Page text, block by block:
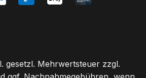
gesetzl. Mehrwertsteuer zzgl.